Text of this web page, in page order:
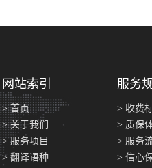
网站索引
> 首页
> 关于我们
> 服务项目
> 翻译语种
服务
> 收费
> 质保
> 服务
> 信心